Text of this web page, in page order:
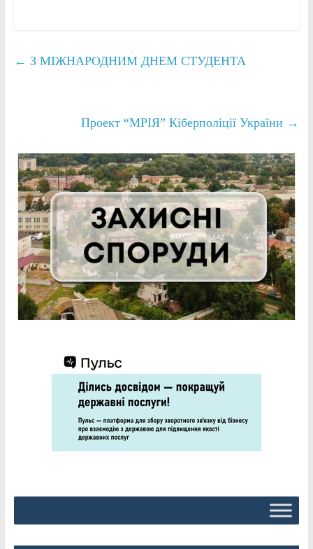
← З МІЖНАРОДНИМ ДНЕМ СТУДЕНТА
Проект “МРІЯ” Кіберполіції України →